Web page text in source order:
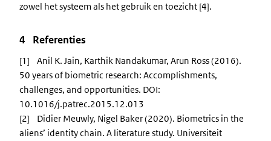
zowel het systeem als het gebruik en toezicht [4].
4 Referenties
[1] Anil K. Jain, Karthik Nandakumar, Arun Ross (2016).
50 years of biometric research: Accomplishments,
challenges, and opportunities. DOI:
10.1016/j.patrec.2015.12.013
[2] Didier Meuwly, Nigel Baker (2020). Biometrics in the
aliens’ identity chain. A literature study. Universiteit